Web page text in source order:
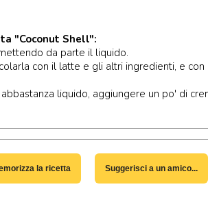
"Coconut Shell":
da parte il liquido.
con il latte e gli altri ingredienti, e
liquido, aggiungere un po' di
la ricetta Suggerisci a un amico...